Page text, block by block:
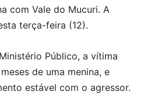
com Vale do Mucuri. A
terça-feira (12).
Público, a vítima
de uma menina, e
estável com o agressor.